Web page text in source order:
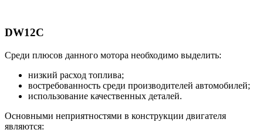
DW12C
Среди плюсов данного мотора необходимо выделить:
низкий расход топлива;
востребованность среди производителей автомобилей;
использование качественных деталей.
Основными неприятностями в конструкции двигателя
являются: